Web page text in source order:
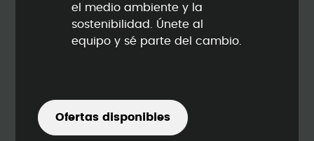
el medio ambiente y la
sostenibilidad. Únete al
equipo y sé parte del cambio.
Ofertas disponibles